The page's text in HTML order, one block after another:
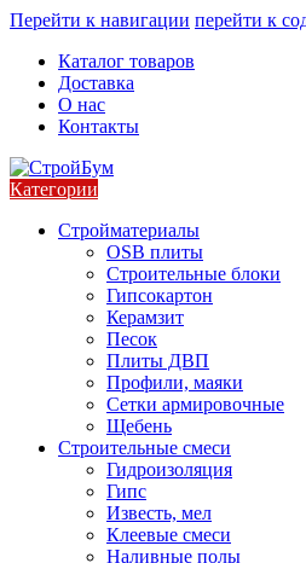
Перейти к навигации перейти к
Каталог товаров
Доставка
О нас
Контакты
Категории
Стройматериалы
OSB плиты
Строительные блоки
Гипсокартон
Керамзит
Песок
Плиты ДВП
Профили, маяки
Сетки армировочные
Щебень
Строительные смеси
Гидроизоляция
Гипс
Известь, мел
Клеевые смеси
Наливные полы